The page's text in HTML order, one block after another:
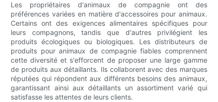
Les propriétaires d'animaux de compagnie ont des
préférences variées en matière d'accessoires pour animaux.
Certains ont des exigences alimentaires spécifiques pour
leurs compagnons, tandis que d'autres privilégient les
produits écologiques ou biologiques. Les distributeurs de
produits pour animaux de compagnie fiables comprennent
cette diversité et s'efforcent de proposer une large gamme
de produits aux détaillants. Ils collaborent avec des marques
réputées qui répondent aux différents besoins des animaux,
garantissant ainsi aux détaillants un assortiment varié qui
satisfasse les attentes de leurs clients.